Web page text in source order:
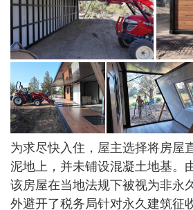
为求尽快入住，屋主选择将房屋
泥地上，并未铺设混凝土地基。
该房屋在当地法规下被视为非永
外避开了税务局针对永久建筑征